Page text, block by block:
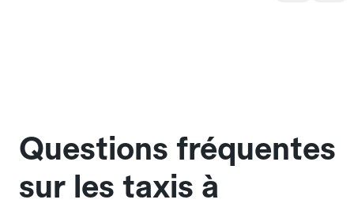
Questions fréquentes
sur les taxis à